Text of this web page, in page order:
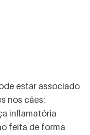
estar associado
nos cães:
inflamatória
feita de forma